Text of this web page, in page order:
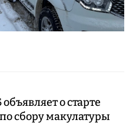
о старте
сбору макулатуры